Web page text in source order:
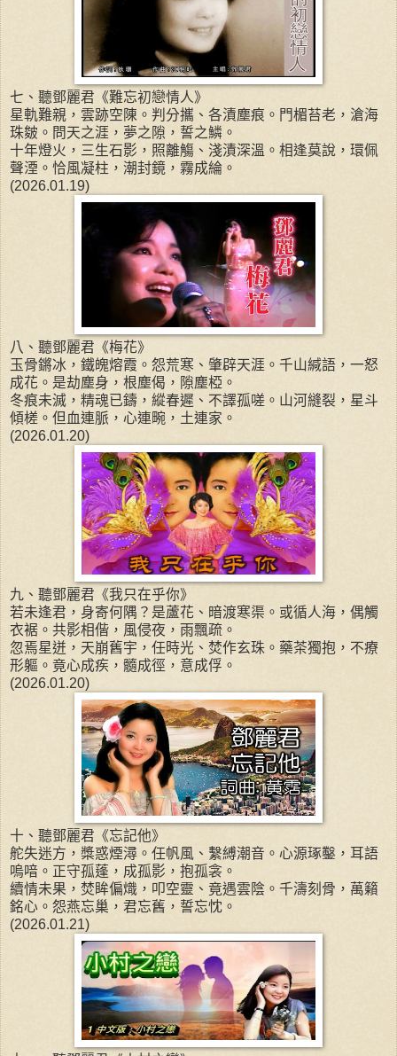
七、聽鄧麗君《難忘初戀情人》
星軌難親，雲跡空陳。判分攜、各漬塵痕。門楣苔老，滄海
珠皴。問天之涯，夢之隙，誓之鱗。
十年燈火，三生石影，照離觴、淺漬深溫。相逢莫說，環佩
聲湮。恰風凝柱，潮封鏡，霧成綸。
(2026.01.19)
八、聽鄧麗君《梅花》
玉骨鏘冰，鐵魄熔霞。怨荒寒、肇辟天涯。千山緘語，一怒
成花。是劫塵身，根塵偈，隙塵椏。
冬痕未滅，精魂已鑄，縱春遲、不譯孤嗟。山河縫裂，星斗
傾槎。但血連脈，心連畹，土連家。
(2026.01.20)
九、聽鄧麗君《我只在乎你》
若未逢君，身寄何隅？是蘆花、暗渡寒渠。或循人海，偶觸
衣裾。共影相偕，風侵夜，雨飄疏。
忽焉星迸，天崩舊宇，任時光、焚作玄珠。藥茶獨抱，不療
形軀。竟心成疾，髓成徑，意成俘。
(2026.01.20)
十、聽鄧麗君《忘記他》
舵失迷方，槳惑煙潯。任帆風、繫縛潮音。心源琢鑿，耳語
嗚喑。正守孤蓬，成孤影，抱孤衾。
續情未果，焚眸偏熾，叩空靈、竟遇雲陰。千濤刻骨，萬籟
銘心。怨燕忘巢，君忘舊，誓忘忱。
(2026.01.21)